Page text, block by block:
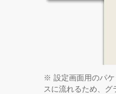
※ 設定画面用のパ
スに流れるため、グ